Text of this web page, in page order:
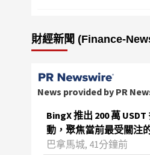
財經新聞 (Finance-
News provided by PR
BingX 推出 200 萬
動，聚焦當前最受關注
巴拿馬城, 41分鐘前